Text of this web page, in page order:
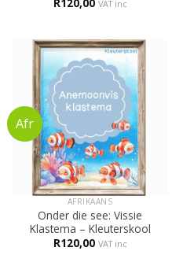
R120,00 VAT inc
AFRIKAANS
Onder die see: Vissie
Klastema – Kleuterskool
R120,00 VAT inc